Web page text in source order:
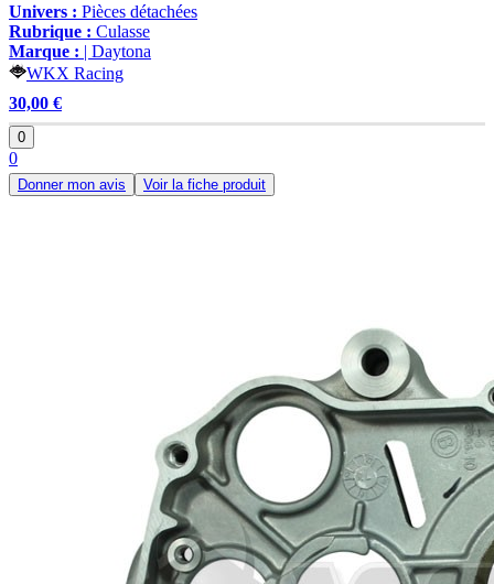
Univers : Pièces détachées
Rubrique : Culasse
Marque : | Daytona
WKX Racing
30,00 €
0
0
Donner mon avis Voir la fiche produit